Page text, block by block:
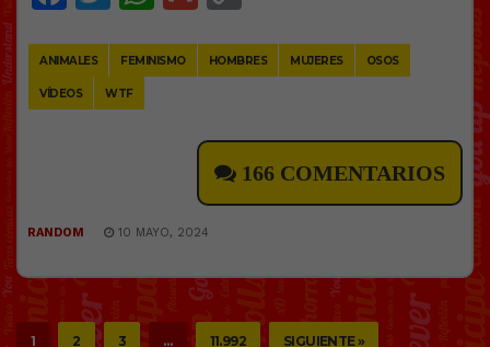
ANIMALES FEMINISMO HOMBRES MUJERES OSOS
VÍDEOS WTF
166 COMENTARIOS
RANDOM 10 MAYO, 2024
1 2 3 … 11.992 SIGUIENTE »